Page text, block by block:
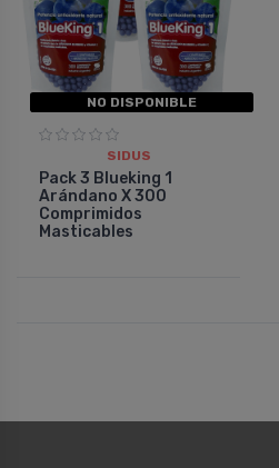
NO DISPONIBLE
SIDUS
Pack 3 Blueking 1
Arándano X 300
Comprimidos
Masticables